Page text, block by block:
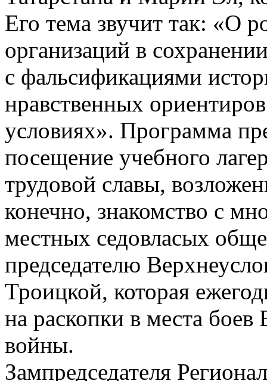
Его тема звучит так: «О
организаций в
с фальсификациями
нравственных
условиях». Программа
посещение учебного
трудовой славы,
конечно, знакомство с
местных седовласых
председателю
Троицкой, которая
на раскопки в места
войны.
Зампредседателя